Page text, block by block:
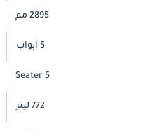
2895 مم
5 أبواب
5 Seater
772 ليتر